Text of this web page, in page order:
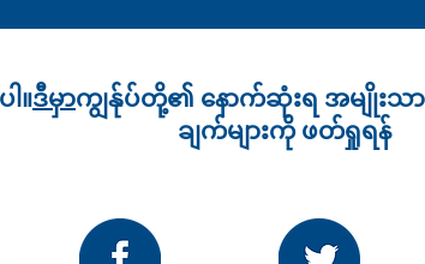
ါ။ဒီမှာကျွန်ုပ်တို့၏ နောက်ဆုံးရ အမျိုးသ
ချက်များကို ဖတ်ရှုရန်